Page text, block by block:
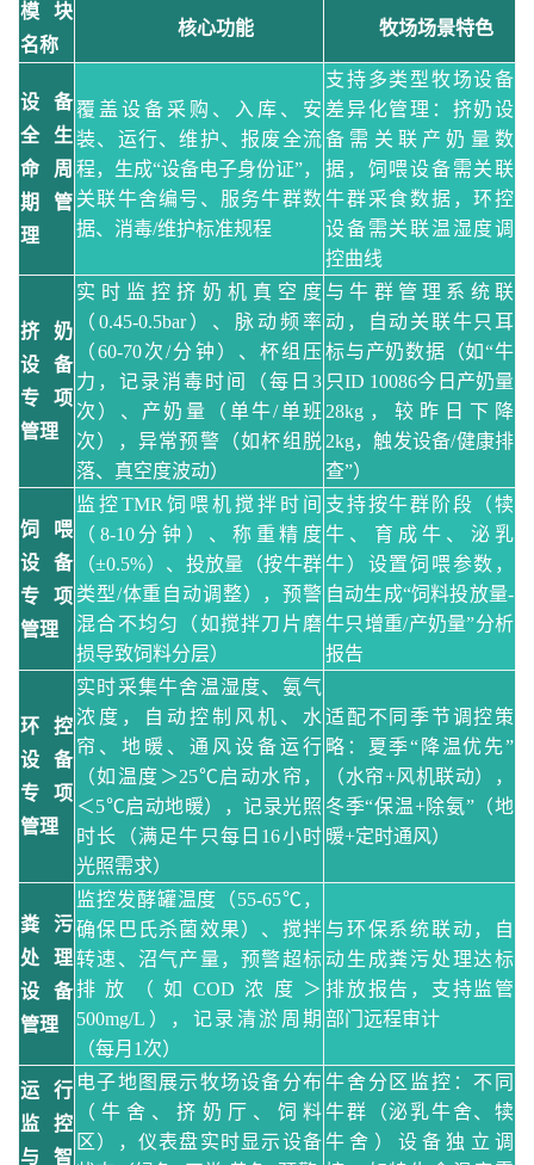
模块
名称
核心功能 牧场场景特色
设备
全生
命周
期管
理
覆盖设备采购、入库、安
装、运行、维护、报废全流
程，生成“设备电子身份证”，
关联牛舍编号、服务牛群数
据、消毒/维护标准规程
支持多类型牧场设备
差异化管理：挤奶设
备需关联产奶量数
据，饲喂设备需关联
牛群采食数据，环控
设备需关联温湿度调
控曲线
挤奶
设备
专项
管理
实时监控挤奶机真空度
（ 0.45-0.5bar）、脉动频率
（60-70次/分钟）、杯组压
力，记录消毒时间（每日3
次）、产奶量（单牛/单班
次），异常预警（如杯组脱
落、真空度波动）
与牛群管理系统联
动，自动关联牛只耳
标与产奶数据（如“牛
只ID 10086今日产奶量
28kg，较昨日下降
2kg，触发设备/健康排
查”）
饲喂
设备
专项
管理
监控TMR饲喂机搅拌时间
（8-10分钟）、称重精度
（±0.5%）、投放量（按牛群
类型/体重自动调整），预警
混合不均匀（如搅拌刀片磨
损导致饲料分层）
支持按牛群阶段（犊
牛、育成牛、泌乳
牛）设置饲喂参数，
自动生成“饲料投放量-
牛只增重/产奶量”分析
报告
环控
设备
专项
管理
实时采集牛舍温湿度、氨气
浓度，自动控制风机、水
帘、地暖、通风设备运行
（如温度＞25℃启动水帘，
＜5℃启动地暖），记录光照
时长（满足牛只每日16小时
光照需求）
适配不同季节调控策
略：夏季“降温优先”
（水帘+风机联动），
冬季“保温+除氨”（地
暖+定时通风）
粪污
处理
设备
管理
监控发酵罐温度（55-65℃，
确保巴氏杀菌效果）、搅拌
转速、沼气产量，预警超标
排放（如COD浓度＞
500mg/L），记录清淤周期
（每月1次）
与环保系统联动，自
动生成粪污处理达标
排放报告，支持监管
部门远程审计
运行
监控
与智
电子地图展示牧场设备分布
（牛舍、挤奶厅、饲料
区），仪表盘实时显示设备
牛舍分区监控：不同
牛群（泌乳牛舍、犊
牛舍）设备独立调